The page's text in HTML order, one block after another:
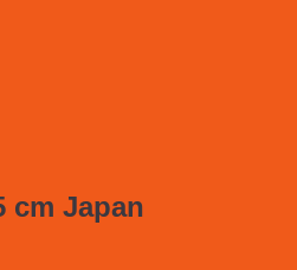
cm Japan